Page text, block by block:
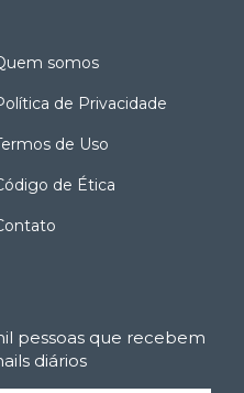
somos
de Privacidade
de Uso
de Ética
pessoas que recebem
diários